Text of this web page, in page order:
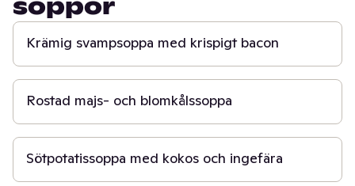
soppor
20 min
Krämig svampsoppa med krispigt bacon
30 min
Rostad majs- och blomkålssoppa
30 min
Sötpotatissoppa med kokos och ingefära
30 min